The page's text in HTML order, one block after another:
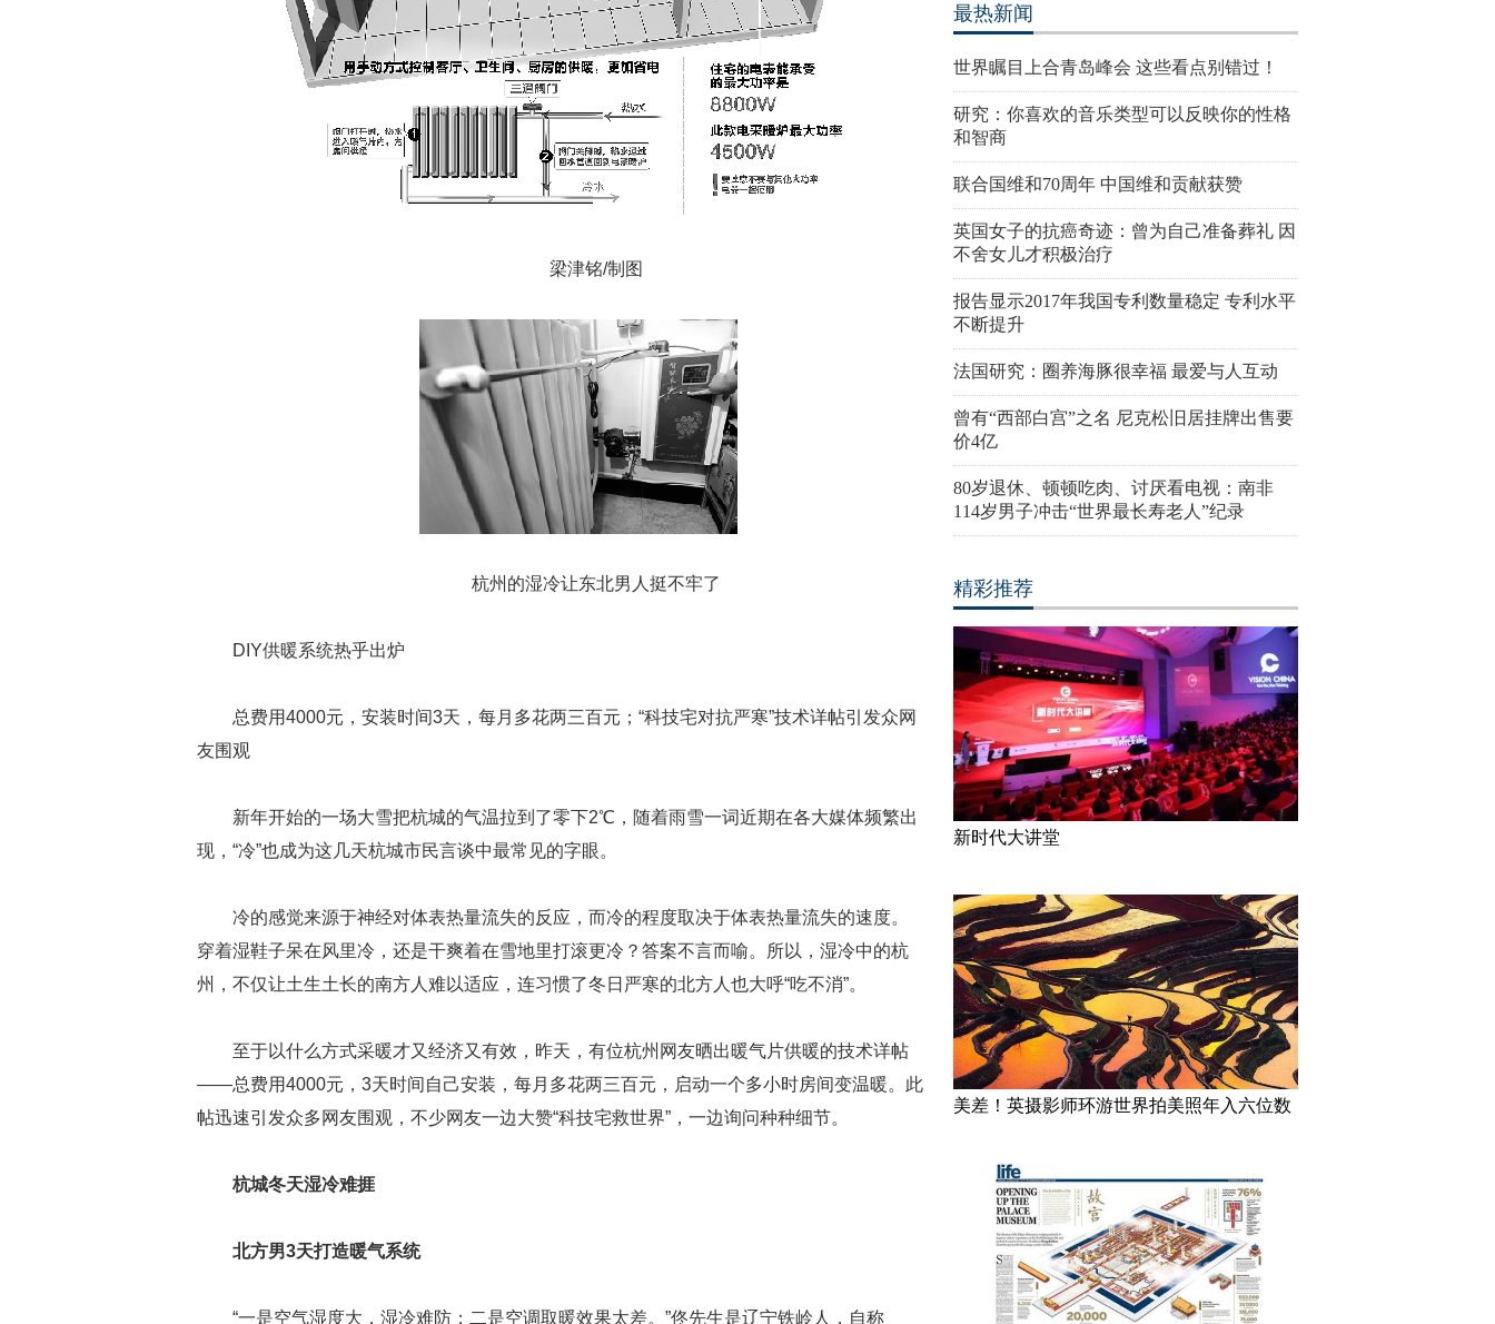
梁津铭/制图
杭州的湿冷让东北男人挺不牢了
DIY供暖系统热乎出炉
总费用4000元，安装时间3天，每月多花两三百元；“科技宅对抗严寒”技术详帖引发众网
友围观
新年开始的一场大雪把杭城的气温拉到了零下2℃，随着雨雪一词近期在各大媒体频繁出
现，“冷”也成为这几天杭城市民言谈中最常见的字眼。
冷的感觉来源于神经对体表热量流失的反应，而冷的程度取决于体表热量流失的速度。
穿着湿鞋子呆在风里冷，还是干爽着在雪地里打滚更冷？答案不言而喻。所以，湿冷中的杭
州，不仅让土生土长的南方人难以适应，连习惯了冬日严寒的北方人也大呼“吃不消”。
至于以什么方式采暖才又经济又有效，昨天，有位杭州网友晒出暖气片供暖的技术详帖
——总费用4000元，3天时间自己安装，每月多花两三百元，启动一个多小时房间变温暖。此
帖迅速引发众多网友围观，不少网友一边大赞“科技宅救世界”，一边询问种种细节。
杭城冬天湿冷难捱
北方男3天打造暖气系统
“一是空气湿度大，湿冷难防；二是空调取暖效果太差。”佟先生是辽宁铁岭人，自称
最热新闻
世界瞩目上合青岛峰会 这些看点别错过！
研究：你喜欢的音乐类型可以反映你的性格
和智商
联合国维和70周年 中国维和贡献获赞
英国女子的抗癌奇迹：曾为自己准备葬礼 因
不舍女儿才积极治疗
报告显示2017年我国专利数量稳定 专利水平
不断提升
法国研究：圈养海豚很幸福 最爱与人互动
曾有“西部白宫”之名 尼克松旧居挂牌出售要
价4亿
80岁退休、顿顿吃肉、讨厌看电视：南非
114岁男子冲击“世界最长寿老人”纪录
精彩推荐
新时代大讲堂
美差！英摄影师环游世界拍美照年入六位数